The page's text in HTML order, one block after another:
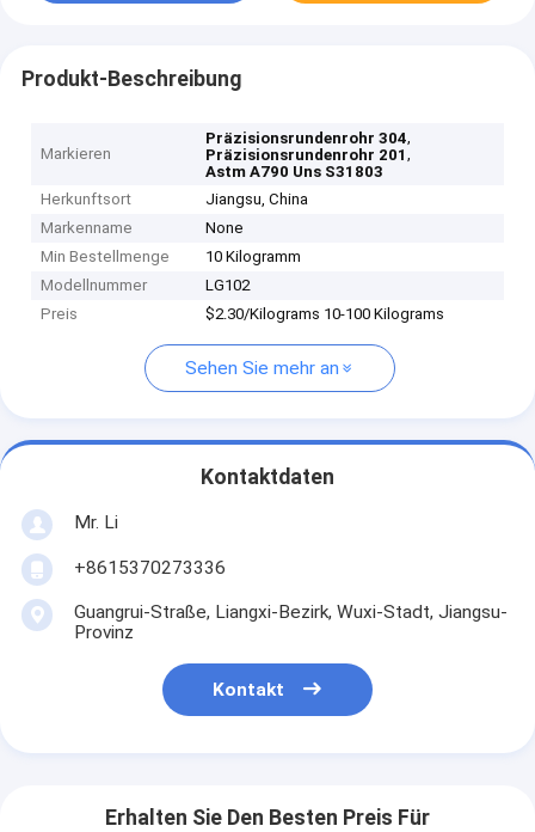
Produkt-Beschreibung
Markieren
Präzisionsrundenrohr 304,
Präzisionsrundenrohr 201,
Astm A790 Uns S31803
Herkunftsort
Jiangsu, China
Markenname
None
Min Bestellmenge
10 Kilogramm
Modellnummer
LG102
Preis
$2.30/Kilograms 10-100 Kilograms
Sehen Sie mehr an
Kontaktdaten
Mr. Li
+8615370273336
Guangrui-Straße, Liangxi-Bezirk, Wuxi-Stadt, Jiangsu-
Provinz
Kontakt
Erhalten Sie Den Besten Preis Für